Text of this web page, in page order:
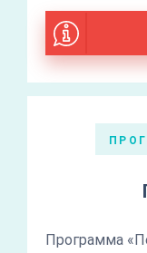
Программа